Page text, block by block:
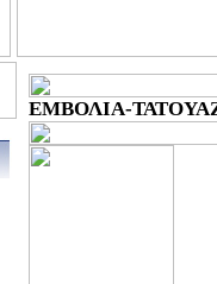
ΕΜΒΟΛΙΑ-ΤΑΤΟΥΑΖ